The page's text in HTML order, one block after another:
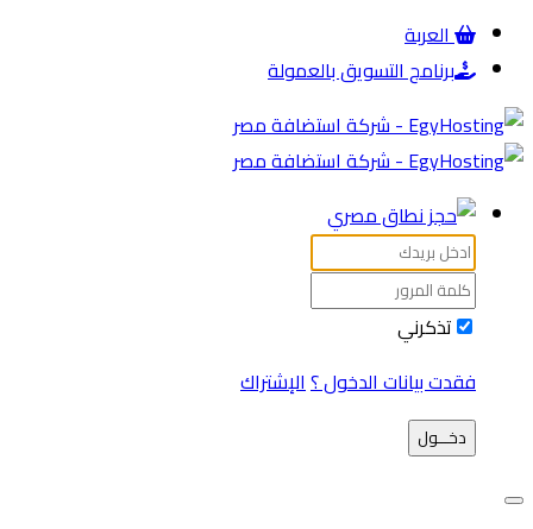
العربة
برنامج التسويق بالعمولة
تذكرني
فقدت بيانات الدخول ؟الإشتراك
دخـــول